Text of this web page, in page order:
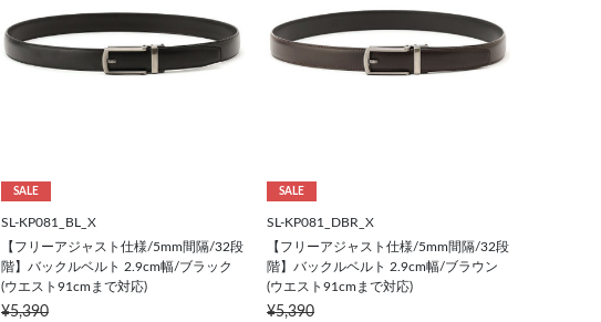
SALE
SL-KP081_BL_X
【フリーアジャスト仕様/5mm間隔/32段
階】バックルベルト 2.9cm幅/ブラック
(ウエスト91cmまで対応)
¥5,390
SALE
SL-KP081_DBR_X
【フリーアジャスト仕様/5mm間隔/32段
階】バックルベルト 2.9cm幅/ブラウン
(ウエスト91cmまで対応)
¥5,390